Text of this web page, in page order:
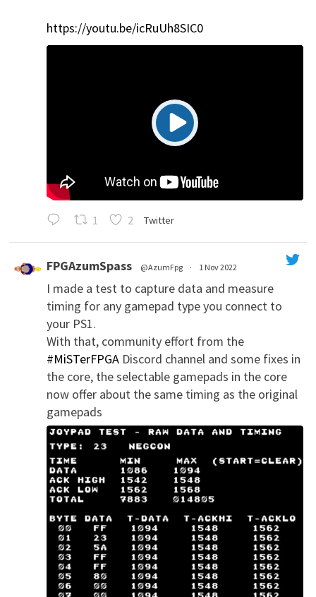
https://youtu.be/icRuUh8SIC0
1 2 Twitter
FPGAzumSpass @AzumFpg · 1 Nov 2022
I made a test to capture data and measure
timing for any gamepad type you connect to
your PS1.
With that, community effort from the
#MiSTerFPGADiscord channel and some fixes in
the core, the selectable gamepads in the core
now offer about the same timing as the original
gamepads